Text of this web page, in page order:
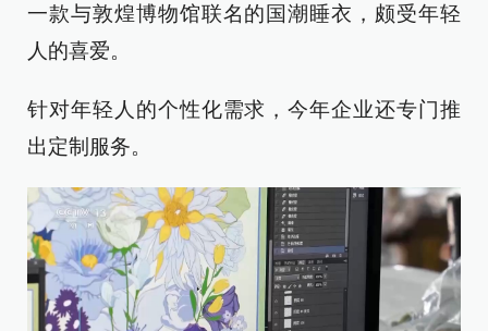
一款与敦煌博物馆联名的国潮睡衣，颇受年轻
人的喜爱。
针对年轻人的个性化需求，今年企业还专门推
出定制服务。